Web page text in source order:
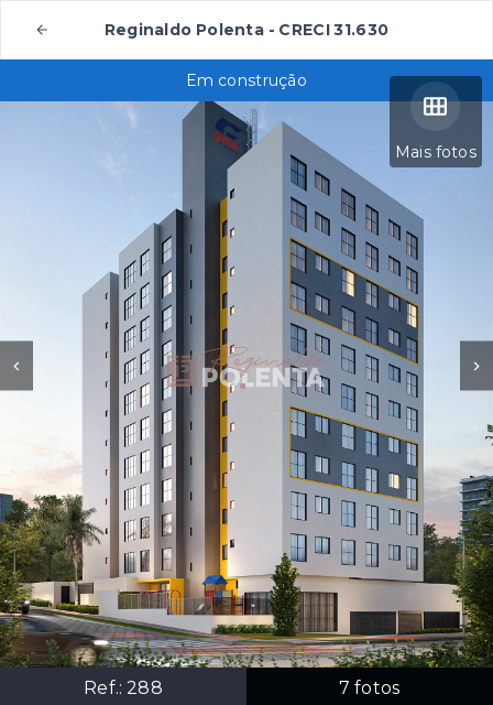
Reginaldo Polenta - CRECI 31.630
Mais fotos
Ref.: 288 7 fotos
Em construção